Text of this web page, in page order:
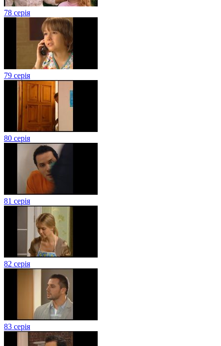
78 серія
79 серія
80 серія
81 серія
82 серія
83 серія